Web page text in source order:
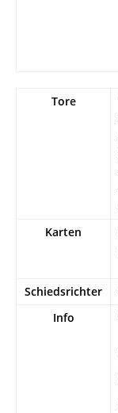
Tore
Karten
Schiedsrichter
Info